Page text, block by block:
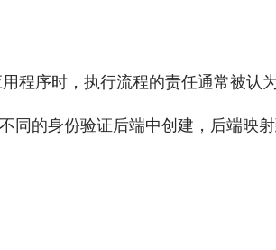
序时，执行流程的责任通常被认为
同的身份验证后端中创建，后端映